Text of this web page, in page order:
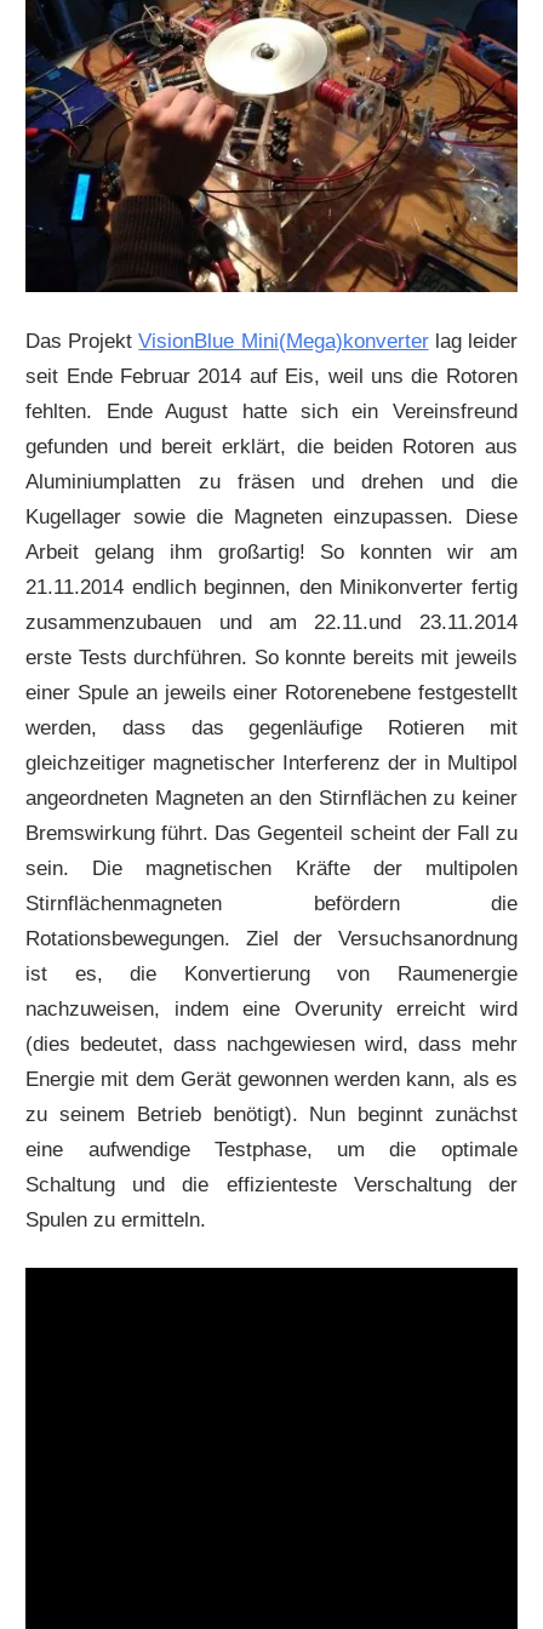
Das ProjektVisionBlue Mini(Mega)konverterlag leider
seit Ende Februar 2014 auf Eis, weil uns die Rotoren
fehlten. Ende August hatte sich ein Vereinsfreund
gefunden und bereit erklärt, die beiden Rotoren aus
Aluminiumplatten zu fräsen und drehen und die
Kugellager sowie die Magneten einzupassen. Diese
Arbeit gelang ihm großartig! So konnten wir am
21.11.2014 endlich beginnen, den Minikonverter fertig
zusammenzubauen und am 22.11.und 23.11.2014
erste Tests durchführen. So konnte bereits mit jeweils
einer Spule an jeweils einer Rotorenebene festgestellt
werden, dass das gegenläufige Rotieren mit
gleichzeitiger magnetischer Interferenz der in Multipol
angeordneten Magneten an den Stirnflächen zu keiner
Bremswirkung führt. Das Gegenteil scheint der Fall zu
sein. Die magnetischen Kräfte der multipolen
Stirnflächenmagneten befördern die
Rotationsbewegungen. Ziel der Versuchsanordnung
ist es, die Konvertierung von Raumenergie
nachzuweisen, indem eine Overunity erreicht wird
(dies bedeutet, dass nachgewiesen wird, dass mehr
Energie mit dem Gerät gewonnen werden kann, als es
zu seinem Betrieb benötigt). Nun beginnt zunächst
eine aufwendige Testphase, um die optimale
Schaltung und die effizienteste Verschaltung der
Spulen zu ermitteln.